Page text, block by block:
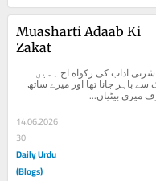
Muasharti Adaab Ki
Zakat
میری بیٹیاں...
14.06.2026
30
Daily Urdu
(Blogs)